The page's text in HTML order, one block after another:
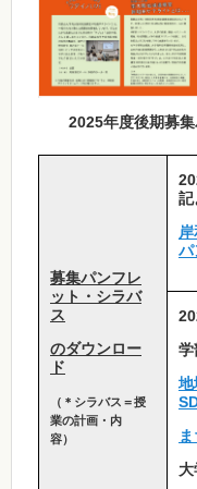
2025年度後期募集
募集パンフレ
ット・シラバ
ス
のダウンロー
ド
（＊シラバス＝授
業の計画・内
容）
記
パ
学